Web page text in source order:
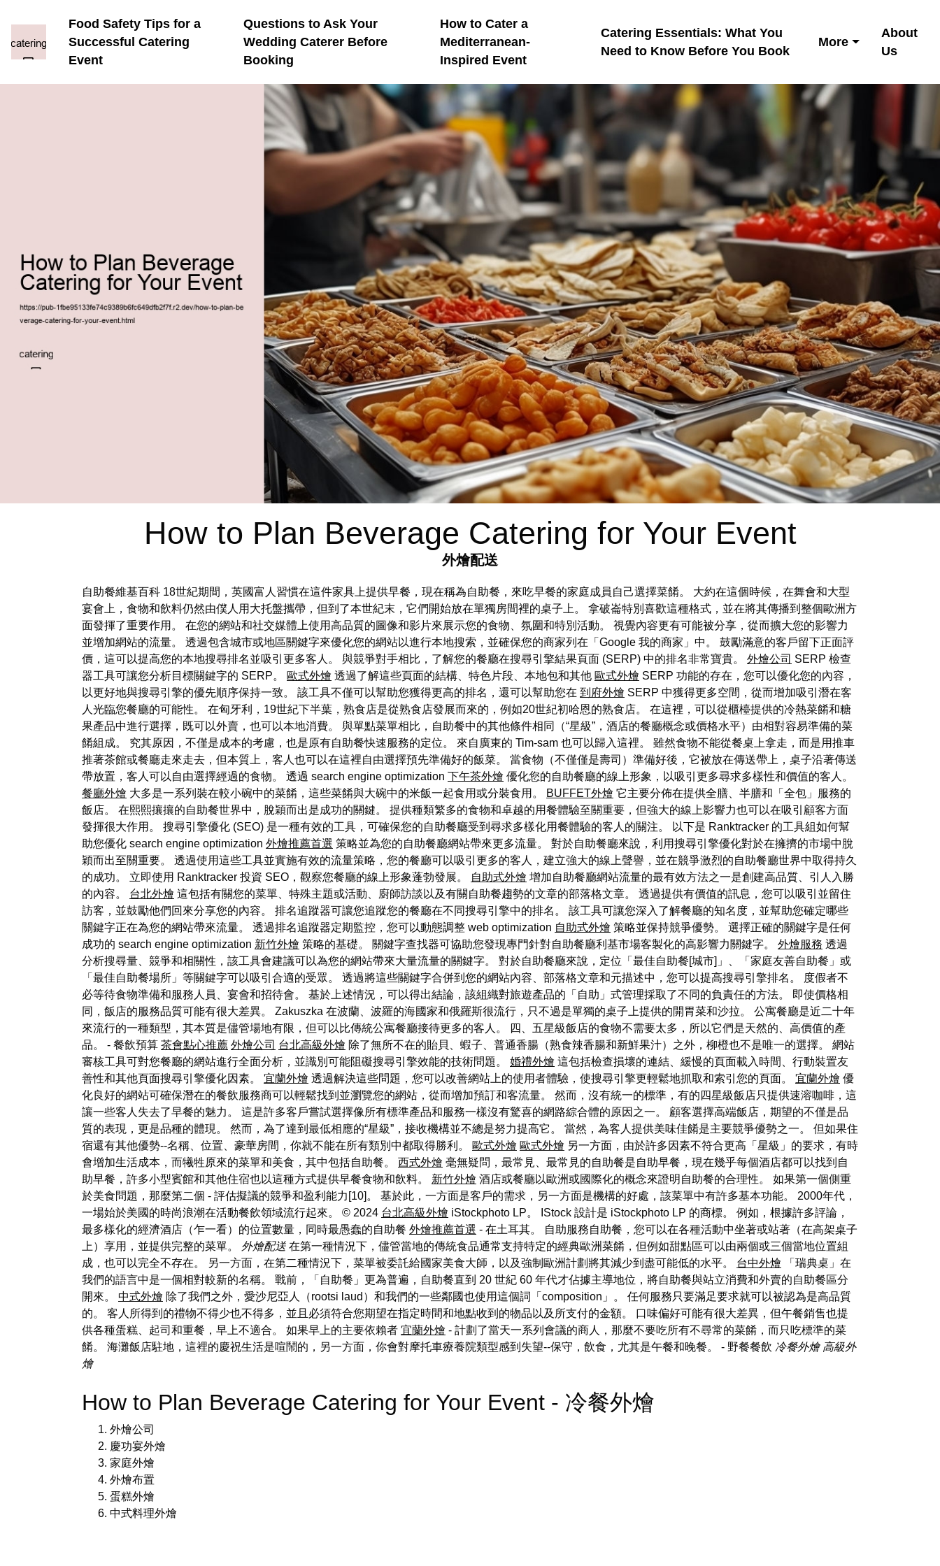
Food Safety Tips for a
Successful Catering
Event
Questions to Ask Your
Wedding Caterer Before
Booking
How to Cater a
Mediterranean-
Inspired Event
Catering Essentials: What You
Need to Know Before You Book
More
About
Us
How to Plan Beverage Catering for Your Event
外燴配送
自助餐維基百科 18世紀期間，英國富人習慣在這件家具上提供早餐，現在稱為自助餐，來吃早餐的家庭成員自己選擇菜餚。 大約在這個時候，在舞會和大型
宴會上，食物和飲料仍然由僕人用大托盤攜帶，但到了本世紀末，它們開始放在單獨房間裡的桌子上。 拿破崙特別喜歡這種格式，並在將其傳播到整個歐洲方
面發揮了重要作用。 在您的網站和社交媒體上使用高品質的圖像和影片來展示您的食物、氛圍和特別活動。 視覺內容更有可能被分享，從而擴大您的影響力
並增加網站的流量。 透過包含城市或地區關鍵字來優化您的網站以進行本地搜索，並確保您的商家列在「Google 我的商家」中。 鼓勵滿意的客戶留下正面評
價，這可以提高您的本地搜尋排名並吸引更多客人。 與競爭對手相比，了解您的餐廳在搜尋引擎結果頁面 (SERP) 中的排名非常寶貴。 外燴公司 SERP 檢查
器工具可讓您分析目標關鍵字的 SERP。
歐式外燴 透過了解這些頁面的結構、特色片段、本地包和其他 歐式外燴 SERP 功能的存在，您可以優化您的內容，
以更好地與搜尋引擎的優先順序保持一致。 該工具不僅可以幫助您獲得更高的排名，還可以幫助您在 到府外燴 SERP 中獲得更多空間，從而增加吸引潛在客
人光臨您餐廳的可能性。 在匈牙利，19世紀下半葉，熟食店是從熟食店發展而來的，例如20世紀初哈恩的熟食店。 在這裡，可以從櫃檯提供的冷熱菜餚和糖
果產品中進行選擇，既可以外賣，也可以本地消費。 與單點菜單相比，自助餐中的其他條件相同（“星級”，酒店的餐廳概念或價格水平）由相對容易準備的菜
餚組成。 究其原因，不僅是成本的考慮，也是原有自助餐快速服務的定位。 來自廣東的 Tim-sam 也可以歸入這裡。 雖然食物不能從餐桌上拿走，而是用推車
推著茶館或餐廳走來走去，但本質上，客人也可以在這裡自由選擇預先準備好的飯菜。 當食物（不僅僅是壽司）準備好後，它被放在傳送帶上，桌子沿著傳送
帶放置，客人可以自由選擇經過的食物。 透過 search engine optimization 下午茶外燴 優化您的自助餐廳的線上形象，以吸引更多尋求多樣性和價值的客人。
餐廳外燴 大多是一系列裝在較小碗中的菜餚，這些菜餚與大碗中的米飯一起食用或分裝食用。 BUFFET外燴 它主要分佈在提供全膳、半膳和「全包」服務的
飯店。 在熙熙攘攘的自助餐世界中，脫穎而出是成功的關鍵。 提供種類繁多的食物和卓越的用餐體驗至關重要，但強大的線上影響力也可以在吸引顧客方面
發揮很大作用。 搜尋引擎優化 (SEO) 是一種有效的工具，可確保您的自助餐廳受到尋求多樣化用餐體驗的客人的關注。 以下是 Ranktracker 的工具組如何幫
助您優化 search engine optimization 外燴推薦首選 策略並為您的自助餐廳網站帶來更多流量。 對於自助餐廳來說，利用搜尋引擎優化對於在擁擠的市場中脫
穎而出至關重要。 透過使用這些工具並實施有效的流量策略，您的餐廳可以吸引更多的客人，建立強大的線上聲譽，並在競爭激烈的自助餐廳世界中取得持久
的成功。 立即使用 Ranktracker 投資 SEO，觀察您餐廳的線上形象蓬勃發展。
自助式外燴 增加自助餐廳網站流量的最有效方法之一是創建高品質、引人入勝
的內容。 台北外燴 這包括有關您的菜單、特殊主題或活動、廚師訪談以及有關自助餐趨勢的文章的部落格文章。 透過提供有價值的訊息，您可以吸引並留住
訪客，並鼓勵他們回來分享您的內容。 排名追蹤器可讓您追蹤您的餐廳在不同搜尋引擎中的排名。 該工具可讓您深入了解餐廳的知名度，並幫助您確定哪些
關鍵字正在為您的網站帶來流量。 透過排名追蹤器定期監控，您可以動態調整 web optimization 自助式外燴 策略並保持競爭優勢。 選擇正確的關鍵字是任何
成功的 search engine optimization 新竹外燴 策略的基礎。 關鍵字查找器可協助您發現專門針對自助餐廳利基市場客製化的高影響力關鍵字。 外燴服務 透過
分析搜尋量、競爭和相關性，該工具會建議可以為您的網站帶來大量流量的關鍵字。 對於自助餐廳來說，定位「最佳自助餐[城市]」、「家庭友善自助餐」或
「最佳自助餐場所」等關鍵字可以吸引合適的受眾。 透過將這些關鍵字合併到您的網站內容、部落格文章和元描述中，您可以提高搜尋引擎排名。 度假者不
必等待食物準備和服務人員、宴會和招待會。 基於上述情況，可以得出結論，該組織對旅遊產品的「自助」式管理採取了不同的負責任的方法。 即使價格相
同，飯店的服務品質可能有很大差異。 Zakuszka 在波蘭、波羅的海國家和俄羅斯很流行，只不過是單獨的桌子上提供的開胃菜和沙拉。 公寓餐廳是近二十年
來流行的一種類型，其本質是儘管場地有限，但可以比傳統公寓餐廳接待更多的客人。 四、五星級飯店的食物不需要太多，所以它們是天然的、高價值的產
品。 - 餐飲預算 茶會點心推薦 外燴公司 台北高級外燴 除了無所不在的貽貝、蝦子、普通香腸（熟食辣香腸和新鮮果汁）之外，柳橙也不是唯一的選擇。 網站
審核工具可對您餐廳的網站進行全面分析，並識別可能阻礙搜尋引擎效能的技術問題。 婚禮外燴 這包括檢查損壞的連結、緩慢的頁面載入時間、行動裝置友
善性和其他頁面搜尋引擎優化因素。 宜蘭外燴 透過解決這些問題，您可以改善網站上的使用者體驗，使搜尋引擎更輕鬆地抓取和索引您的頁面。 宜蘭外燴 優
化良好的網站可確保潛在的餐飲服務商可以輕鬆找到並瀏覽您的網站，從而增加預訂和客流量。 然而，沒有統一的標準，有的四星級飯店只提供速溶咖啡，這
讓一些客人失去了早餐的魅力。 這是許多客戶嘗試選擇像所有標準產品和服務一樣沒有驚喜的網路綜合體的原因之一。 顧客選擇高端飯店，期望的不僅是品
質的表現，更是品種的體現。 然而，為了達到最低相應的“星級”，接收機構並不總是努力提高它。 當然，為客人提供美味佳餚是主要競爭優勢之一。 但如果住
宿還有其他優勢--名稱、位置、豪華房間，你就不能在所有類別中都取得勝利。
歐式外燴 歐式外燴 另一方面，由於許多因素不符合更高「星級」的要求，有時
會增加生活成本，而犧牲原來的菜單和美食，其中包括自助餐。 西式外燴 毫無疑問，最常見、最常見的自助餐是自助早餐，現在幾乎每個酒店都可以找到自
助早餐，許多小型賓館和其他住宿也以這種方式提供早餐食物和飲料。 新竹外燴 酒店或餐廳以歐洲或國際化的概念來證明自助餐的合理性。 如果第一個側重
於美食問題，那麼第二個 - 評估擬議的競爭和盈利能力[10]。 基於此，一方面是客戶的需求，另一方面是機構的好處，該菜單中有許多基本功能。 2000年代，
一場始於美國的時尚浪潮在活動餐飲領域流行起來。 © 2024 台北高級外燴 iStockphoto LP。 IStock 設計是 iStockphoto LP 的商標。 例如，根據許多評論，
最多樣化的經濟酒店（乍一看）的位置數量，同時最愚蠢的自助餐 外燴推薦首選 - 在土耳其。 自助服務自助餐，您可以在各種活動中坐著或站著（在高架桌子
上）享用，並提供完整的菜單。 外燴配送 在第一種情況下，儘管當地的傳統食品通常支持特定的經典歐洲菜餚，但例如甜點區可以由兩個或三個當地位置組
成，也可以完全不存在。 另一方面，在第二種情況下，菜單被委託給國家美食大師，以及強制歐洲計劃將其減少到盡可能低的水平。 台中外燴 「瑞典桌」在
我們的語言中是一個相對較新的名稱。 戰前，「自助餐」更為普遍，自助餐直到 20 世紀 60 年代才佔據主導地位，將自助餐與站立消費和外賣的自助餐區分
開來。 中式外燴 除了我們之外，愛沙尼亞人（rootsi laud）和我們的一些鄰國也使用這個詞「composition」。 任何服務只要滿足要求就可以被認為是高品質
的。 客人所得到的禮物不得少也不得多，並且必須符合您期望在指定時間和地點收到的物品以及所支付的金額。 口味偏好可能有很大差異，但午餐銷售也提
供各種蛋糕、起司和重餐，早上不適合。 如果早上的主要依賴者 宜蘭外燴 - 計劃了當天一系列會議的商人，那麼不要吃所有不尋常的菜餚，而只吃標準的菜
餚。 海灘飯店駐地，這裡的慶祝生活是喧鬧的，另一方面，你會對摩托車療養院類型感到失望--保守，飲食，尤其是午餐和晚餐。 - 野餐餐飲 冷餐外燴 高級外
燴
How to Plan Beverage Catering for Your Event - 冷餐外燴
外燴公司
慶功宴外燴
家庭外燴
外燴布置
蛋糕外燴
中式料理外燴